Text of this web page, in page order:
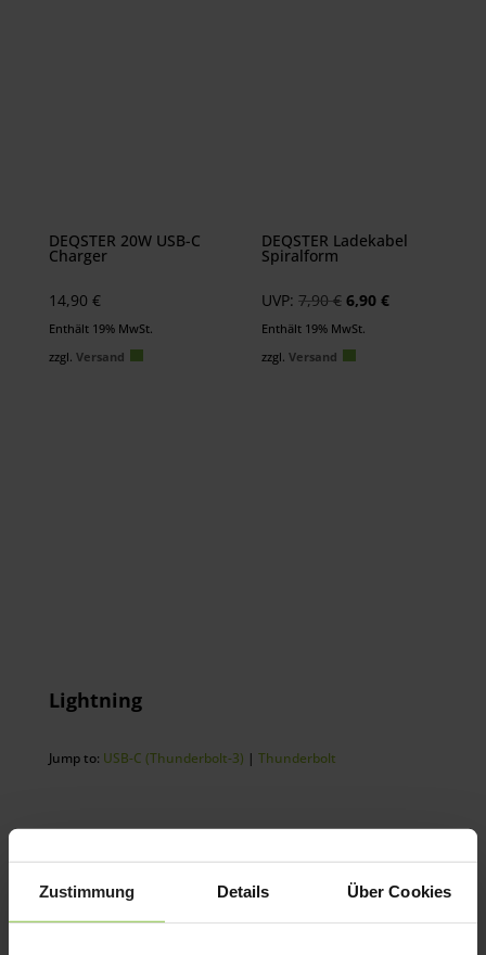
Zustimmung Details Über Cookies
DEQSTER 20W USB-C
Charger
14,90 €
Enthält 19% MwSt.
zzgl. Versand
DEQSTER Ladekabel
Spiralform
UVP: 7,90€ Ursprünglicher
Preis
war:
6,90€Aktueller
Enthält 19% MwSt.
zzgl.Versand
Lightning
Jump to: USB-C (Thunderbolt-3) | Thunderbolt